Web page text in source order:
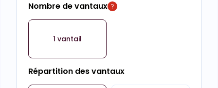
Nombre de vantaux
1 vantail
Répartition des vantaux